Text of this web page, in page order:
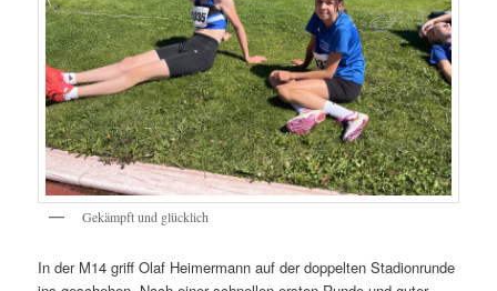
Gekämpft und glücklich
In der M14 griff Olaf Heimermann auf der doppelten Stadionrunde